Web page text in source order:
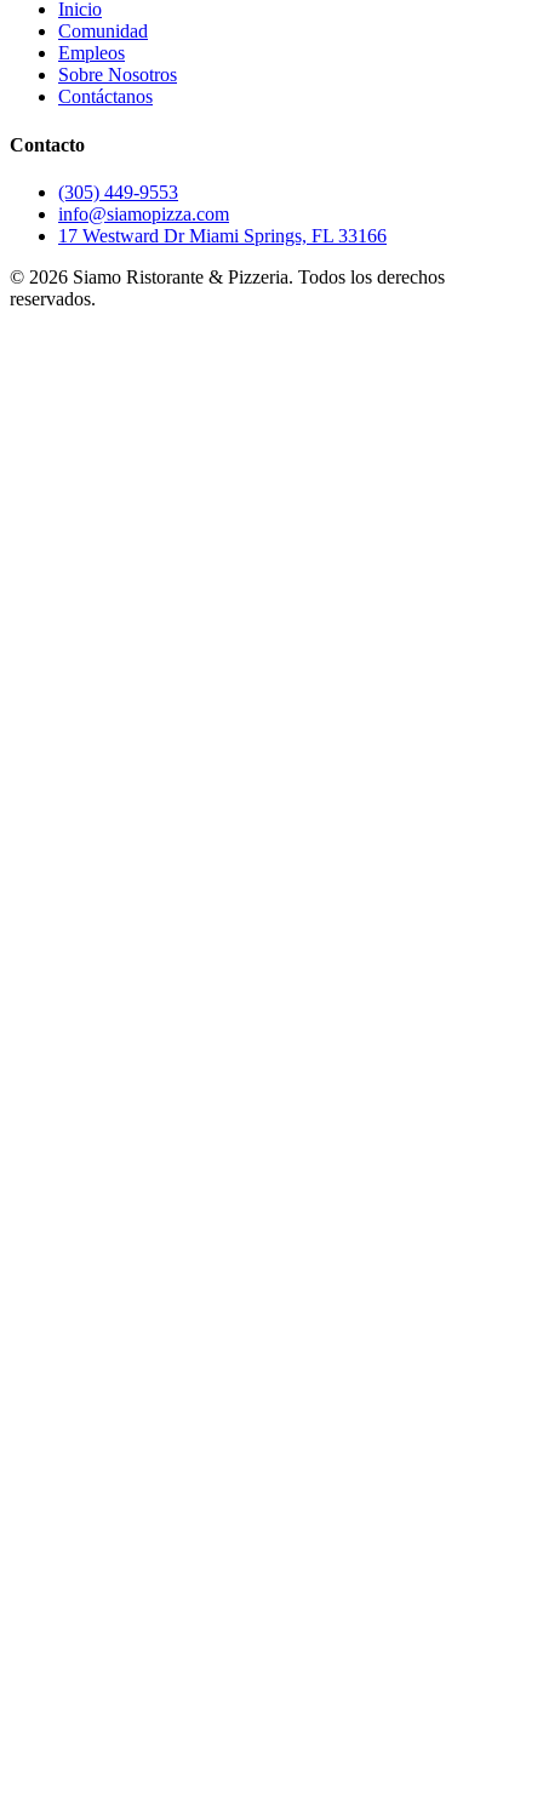
Inicio
Comunidad
Empleos
Sobre Nosotros
Contáctanos
Contacto
(305) 449-9553
info@siamopizza.com
17 Westward Dr Miami Springs, FL 33166
© 2026 Siamo Ristorante & Pizzeria. Todos los derechos
reservados.